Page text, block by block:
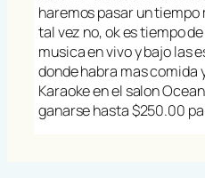
haremos pasar un
tal vez no, ok es tiempo
musica en vivo y bajo las
donde habra mas comida
Karaoke en el salon
ganarse hasta $250.00